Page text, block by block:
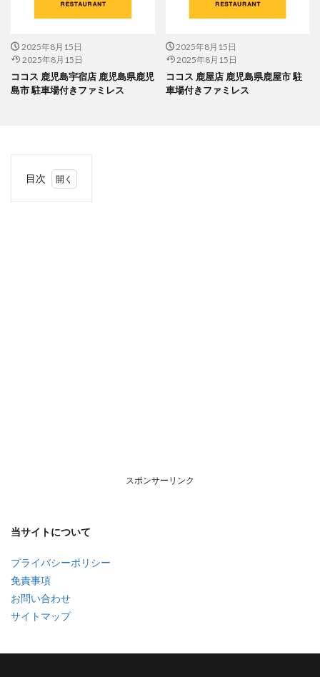
2025年8月15日
2025年8月15日
ココス 鹿児島宇宿店 鹿児島県鹿児
島市 駐車場付きファミレス
2025年8月15日
2025年8月15日
ココス 鹿屋店 鹿児島県鹿屋市 駐
車場付きファミレス
目次
スポンサーリンク
当サイトについて
プライバシーポリシー
免責事項
お問い合わせ
サイトマップ